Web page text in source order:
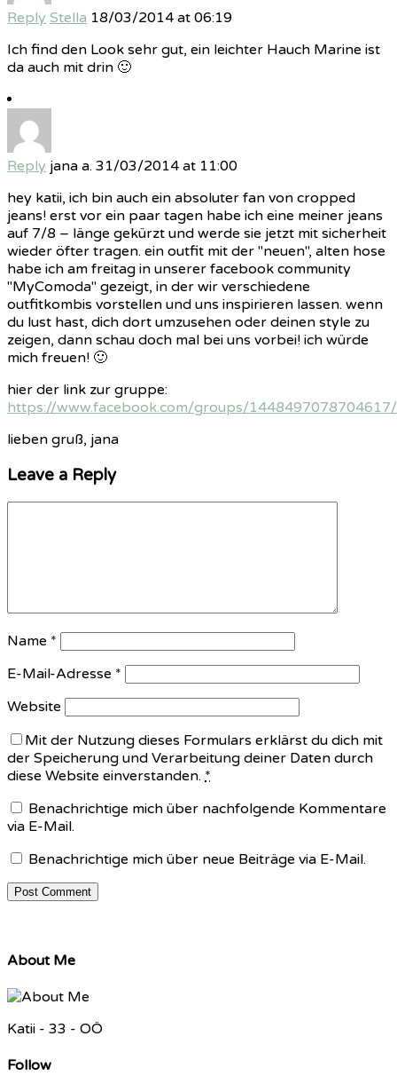
Reply Stella 18/03/2014 at 06:19
Ich find den Look sehr gut, ein leichter Hauch Marine ist
da auch mit drin 🙂
Reply jana a. 31/03/2014 at 11:00
hey katii, ich bin auch ein absoluter fan von cropped
jeans! erst vor ein paar tagen habe ich eine meiner jeans
auf 7/8 – länge gekürzt und werde sie jetzt mit sicherheit
wieder öfter tragen. ein outfit mit der "neuen", alten hose
habe ich am freitag in unserer facebook community
"MyComoda" gezeigt, in der wir verschiedene
outfitkombis vorstellen und uns inspirieren lassen. wenn
du lust hast, dich dort umzusehen oder deinen style zu
zeigen, dann schau doch mal bei uns vorbei! ich würde
mich freuen! 🙂
hier der link zur gruppe:
https://www.facebook.com/groups/1448497078704617/
lieben gruß, jana
Leave a Reply
Name *
E-Mail-Adresse *
Website
Mit der Nutzung dieses Formulars erklärst du dich mit
der Speicherung und Verarbeitung deiner Daten durch
diese Website einverstanden. *
Benachrichtige mich über nachfolgende Kommentare
via E-Mail.
Benachrichtige mich über neue Beiträge via E-Mail.
About Me
Katii - 33 - OÖ
Follow